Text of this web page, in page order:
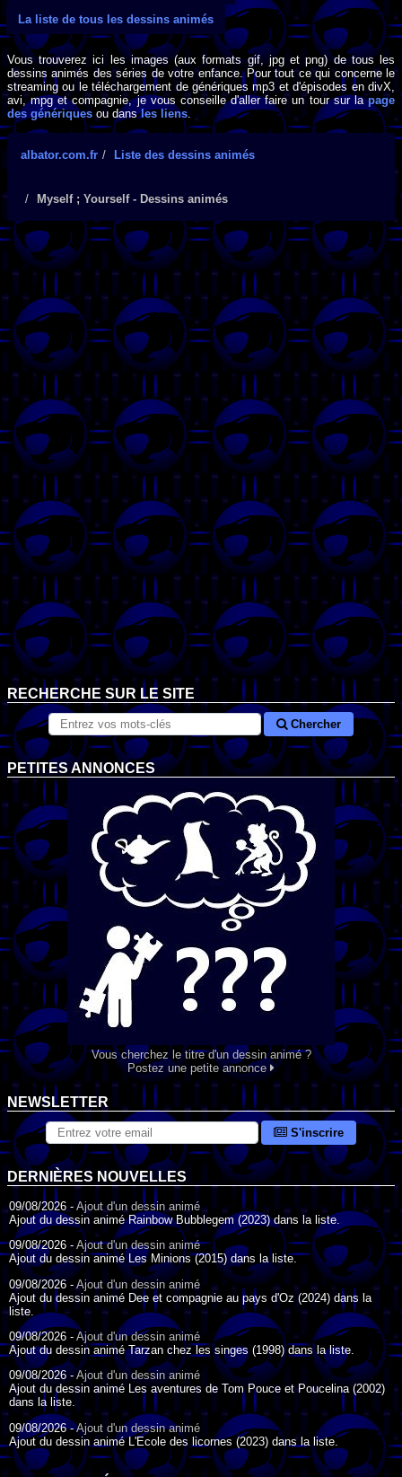
La liste de tous les dessins animés
Vous trouverez ici les images (aux formats gif, jpg et png) de tous les
dessins animés des séries de votre enfance. Pour tout ce qui concerne le
streaming ou le téléchargement de génériques mp3 et d'épisodes en divX,
avi, mpg et compagnie, je vous conseille d'aller faire un tour sur lapage
des génériques ou dansles liens.
albator.com.fr Liste des dessins animés
Myself ; Yourself - Dessins animés
RECHERCHE SUR LE SITE
Chercher
PETITES ANNONCES
Vous cherchez le titre d'un dessin animé ?
Postez une petite annonce
NEWSLETTER
S'inscrire
DERNIÈRES NOUVELLES
09/08/2026 -Ajout d'un dessin animé
Ajout du dessin animé Rainbow Bubblegem (2023) dans la liste.
09/08/2026 - Ajout d'un dessin animé
Ajout du dessin animé Les Minions (2015) dans la liste.
09/08/2026 -Ajout d'un dessin animé
Ajout du dessin animé Dee et compagnie au pays d'Oz (2024) dans la
liste.
09/08/2026 - Ajout d'un dessin animé
Ajout du dessin animé Tarzan chez les singes (1998) dans la liste.
09/08/2026 -Ajout d'un dessin animé
Ajout du dessin animé Les aventures de Tom Pouce et Poucelina (2002)
dans la liste.
09/08/2026 -Ajout d'un dessin animé
Ajout du dessin animé L'Ecole des licornes (2023) dans la liste.
09/08/2026 -Ajout d'un dessin animé